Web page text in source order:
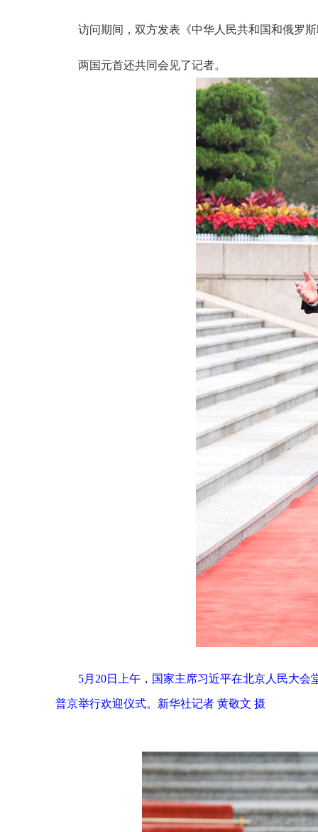
访问期间，双方发表《中华人民共和国和俄罗
两国元首还共同会见了记者。
5月20日上午，国家主席习近平在北京人民大
普京举行欢迎仪式。新华社记者 黄敬文 摄